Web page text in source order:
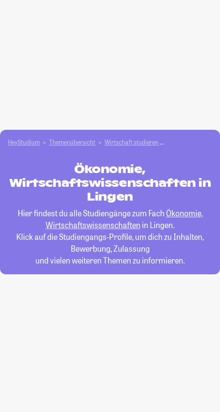
HeyStudium Themenübersicht Wirtschaft studieren
Ökonomie,
Wirtschaftswissenschaften in
Lingen
Hier findest du alle Studiengänge zum Fach Ökonomie,
Wirtschaftswissenschaften in Lingen.
Klick auf die Studiengangs-Profile, um dich zu Inhalten,
Bewerbung, Zulassung
und vielen weiteren Themen zu informieren.